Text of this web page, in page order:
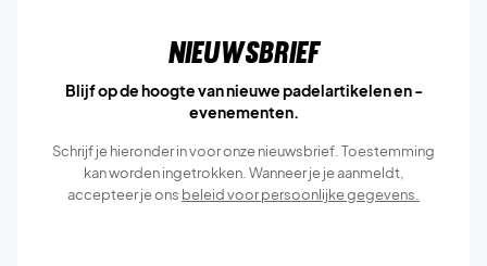
Nieuwsbrief
Blijf op de hoogte van nieuwe padelartikelen en -
evenementen.
Schrijf je hieronder in voor onze nieuwsbrief. Toestemming
kan worden ingetrokken. Wanneer je je aanmeldt,
accepteer je ons beleid voor persoonlijke gegevens.